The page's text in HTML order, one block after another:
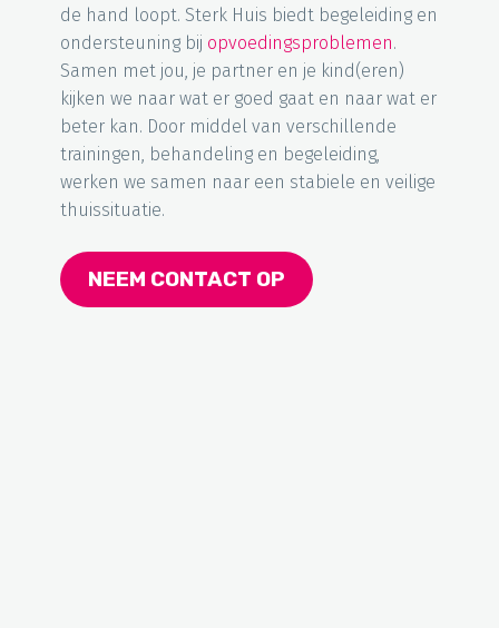
de hand loopt. Sterk Huis biedt begeleiding en
ondersteuning bij opvoedingsproblemen.
Samen met jou, je partner en je kind(eren)
kijken we naar wat er goed gaat en naar wat er
beter kan. Door middel van verschillende
trainingen, behandeling en begeleiding,
werken we samen naar een stabiele en veilige
thuissituatie.
NEEM CONTACT OP